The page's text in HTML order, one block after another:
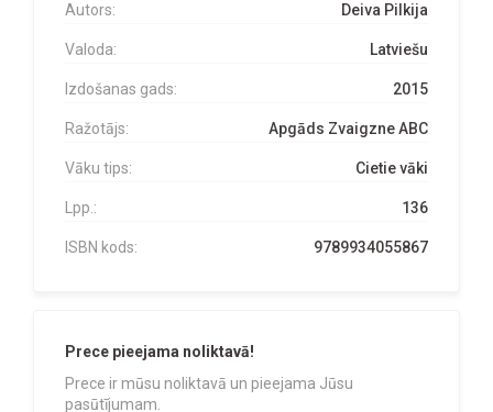
Autors: Deiva Pilkija
Valoda: Latviešu
Izdošanas gads: 2015
Ražotājs: Apgāds Zvaigzne ABC
Vāku tips: Cietie vāki
Lpp.: 136
ISBN kods: 9789934055867
Prece pieejama noliktavā!
Prece ir mūsu noliktavā un pieejama Jūsu
pasūtījumam.